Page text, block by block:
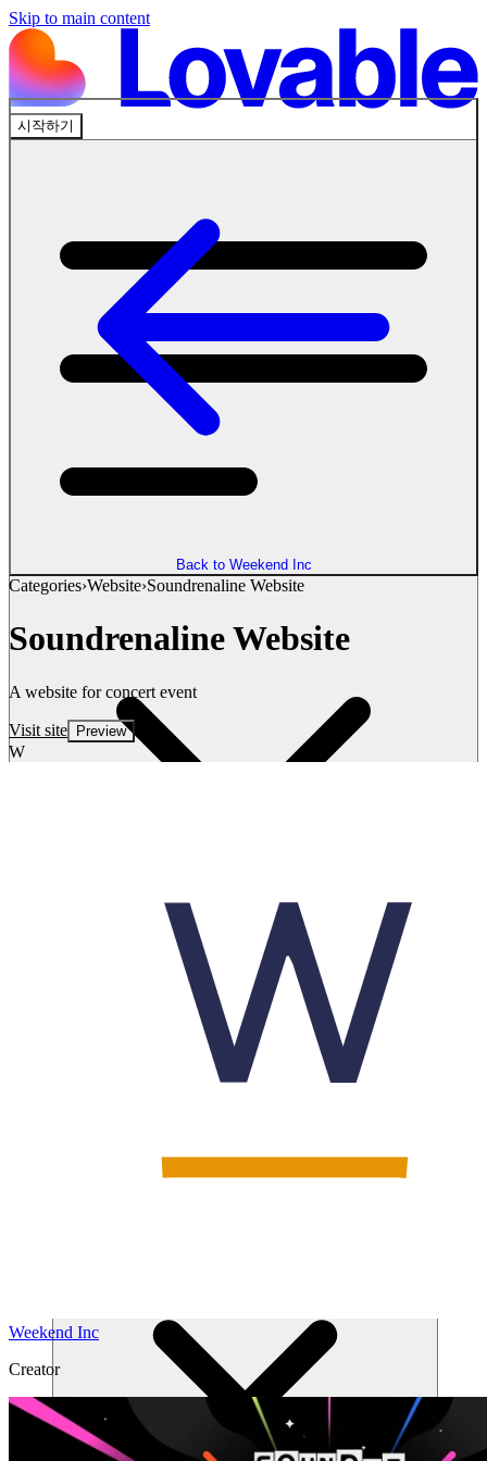
Skip to main content
시작하기
Back to Weekend Inc
Categories›Website›Soundrenaline Website
Soundrenaline Website
A website for concert event
Visit site Preview
W
Weekend Inc
Creator